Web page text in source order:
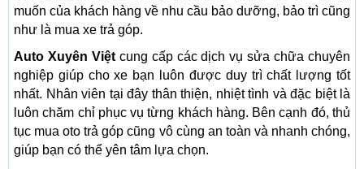
muốn của khách hàng về nhu cầu bảo dưỡng, bảo trì cũng
như là mua xe trả góp.
Auto Xuyên Việtcung cấp các dịch vụ sửa chữa chuyên
nghiệp giúp cho xe bạn luôn được duy trì chất lượng tốt
nhất. Nhân viên tại đây thân thiện, nhiệt tình và đặc biệt là
luôn chăm chỉ phục vụ từng khách hàng. Bên cạnh đó, thủ
tục mua oto trả góp cũng vô cùng an toàn và nhanh chóng,
giúp bạn có thể yên tâm lựa chọn.